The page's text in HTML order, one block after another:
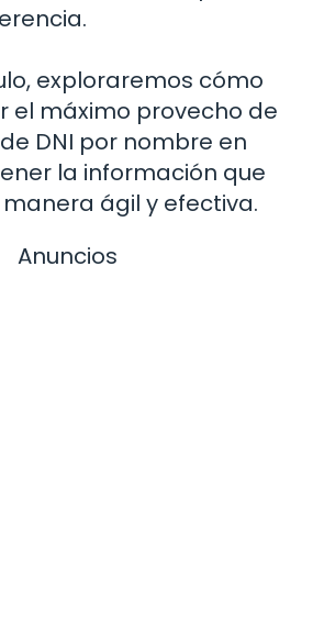
exploraremos cómo
el máximo provecho de
DNI por nombre en
la información que
ágil y efectiva.
Anuncios